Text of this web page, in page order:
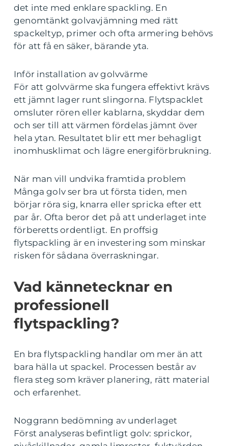
det inte med enklare spackling. En
genomtänkt golvavjämning med rätt
spackeltyp, primer och ofta armering behövs
för att få en säker, bärande yta.
Inför installation av golvvärme
För att golvvärme ska fungera effektivt krävs
ett jämnt lager runt slingorna. Flytspacklet
omsluter rören eller kablarna, skyddar dem
och ser till att värmen fördelas jämnt över
hela ytan. Resultatet blir ett mer behagligt
inomhusklimat och lägre energiförbrukning.
När man vill undvika framtida problem
Många golv ser bra ut första tiden, men
börjar röra sig, knarra eller spricka efter ett
par år. Ofta beror det på att underlaget inte
förberetts ordentligt. En proffsig
flytspackling är en investering som minskar
risken för sådana överraskningar.
Vad kännetecknar en
professionell
flytspackling?
En bra flytspackling handlar om mer än att
bara hälla ut spackel. Processen består av
flera steg som kräver planering, rätt material
och erfarenhet.
Noggrann bedömning av underlaget
Först analyseras befintligt golv: sprickor,